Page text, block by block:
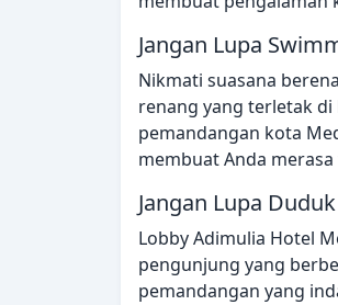
Jangan Lupa
Nikmati suasana
renang yang terletak
pemandangan kota
membuat Anda
Jangan Lupa
Lobby Adimulia Hotel
pengunjung yang
pemandangan yang